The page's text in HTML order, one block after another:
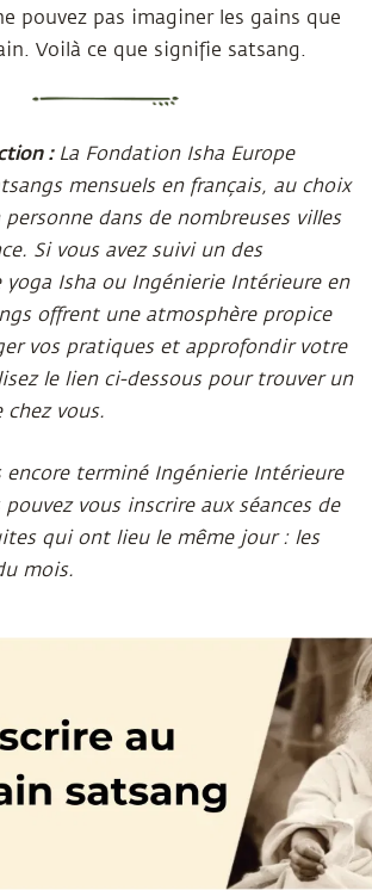
pouvez pas imaginer les gains que
Voilà ce que signifie satsang.
: La Fondation Isha Europe
mensuels en français, au choix
dans de nombreuses villes
Si vous avez suivi un des
yoga Isha ou Ingénierie Intérieure en
offrent une atmosphère propice
vos pratiques et approfondir votre
le lien ci-dessous pour trouver un
chez vous.
encore terminé Ingénierie Intérieure
pouvez vous inscrire aux séances de
qui ont lieu le même jour : les
mois.